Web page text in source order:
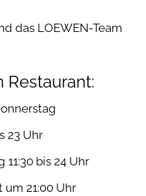
das LOEWEN-Team
Restaurant:
23 Uhr
11:30 bis 24 Uhr
um 21:00 Uhr